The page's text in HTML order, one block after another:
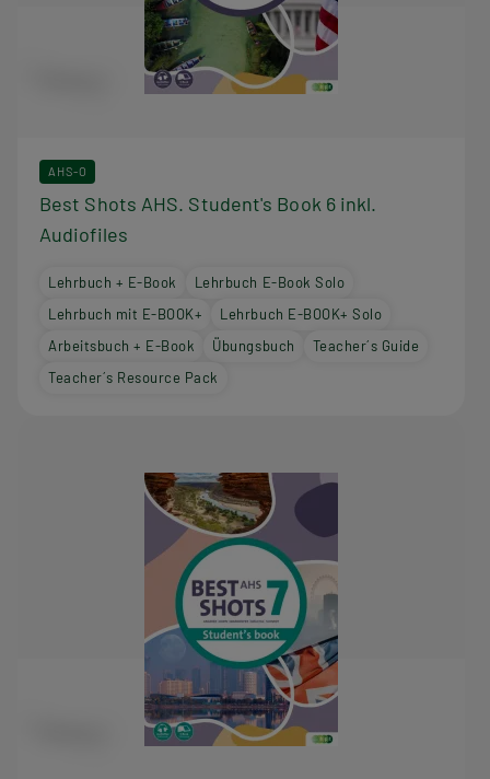
AHS-O
Best Shots AHS. Student's Book 6 inkl.
Audiofiles
Lehrbuch + E-Book
Lehrbuch E-Book Solo
Lehrbuch mit E-BOOK+
Lehrbuch E-BOOK+ Solo
Arbeitsbuch + E-Book
Übungsbuch
Teacher´s Guide
Teacher´s Resource Pack